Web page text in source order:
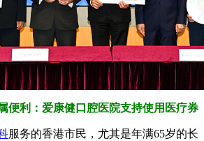
利：爱康健口腔医院支持使用医疗券
服务的香港市民，尤其是年满65岁的长